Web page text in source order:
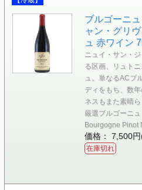
ブルゴーニ
ャン・グリ
ュ 赤ワイン
ニュイ・サン・
る区画、リュト
ュ。単なるACブ
ディをもち、数
ネスもまた素晴ら
厳選ブルゴーニュ
Bourgogne Pinot
価格： 7,500
在庫切れ